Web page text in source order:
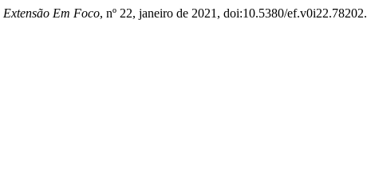
Extensão Em Foco, nº 22, janeiro de 2021, doi:10.5380/ef.v0i22.78202.